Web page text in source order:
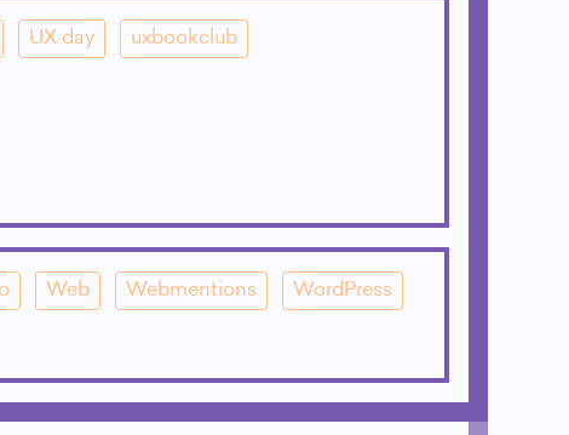
UX day uxbookclub
Web Webmentions WordPress